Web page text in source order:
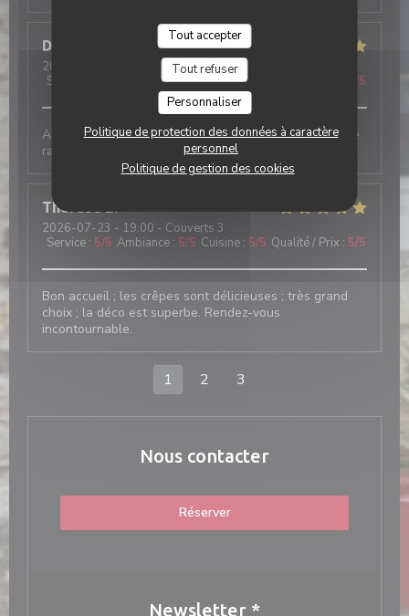
Tout accepter
Tout refuser
Personnaliser
Politique de protection des données à caractère
personnel
Politique de gestion des cookies
Deschanel
2026-07-29
- 18:30 - Couverts 4
Service
Ambiance:5/5 Cuisine: /5
Accueil chaleureux, grand choix de Galettes et service
rapide. On reviendra 😉
Therese
2026-07-23 - 19:00 - Couverts 3
Service : 5/5 Ambiance : 5/5 Cuisine : 5/5 Qualité / Prix : 5/5
Bon accueil ; les crêpes sont délicieuses ; très grand
choix ; la déco est superbe. Rendez-vous
incontournable.
1 2 3
Nous contacter
Réserver
Newsletter *